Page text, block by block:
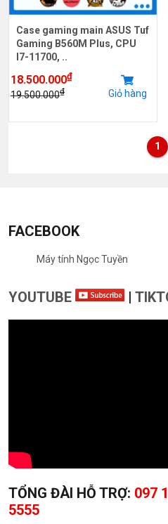
Case gaming main ASUS Tuf
Gaming B560M Plus, CPU
I7-11700, ..
18.500.000₫
19.500.000₫ Giỏ hàng
1
FACEBOOK
Máy tính Ngọc Tuyền
YOUTUBE |
TỔNG ĐÀI HỖ TRỢ: 097
5555